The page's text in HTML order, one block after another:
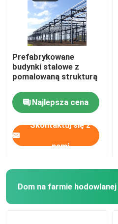
Prefabrykowane
budynki stalowe z
pomalowaną strukturą
Najlepsza cena
Skontaktuj się z
nami
Dom na farmie hodowlanej